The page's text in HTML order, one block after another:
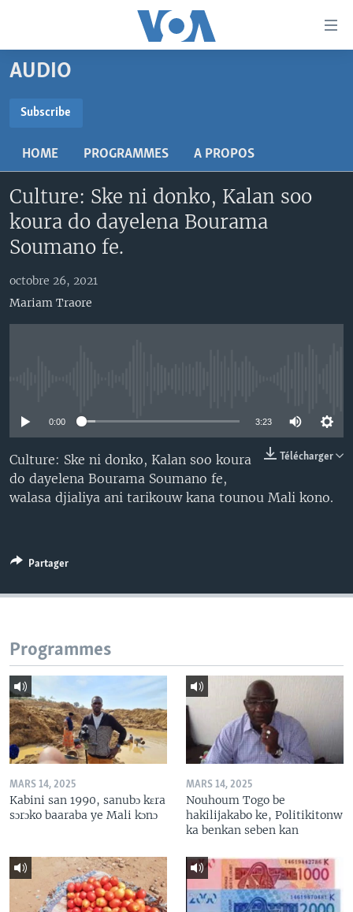
Menu
principal
navigation
principale
Retour
la
recherche
MALI KURA
RADIO
AN BA FO!
FARAFINA FOLI
Learning English
SUIVEZ-NOUS
Langues
AUDIO
Subscribe
HOME PROGRAMMES A PROPOS
Culture: Ske ni donko, Kalan soo
koura do dayelena Bourama
Soumano fe.
octobre 26, 2021
Mariam Traore
0:00 3:23
Télécharger
Culture: Ske ni donko, Kalan soo koura
do dayelena Bourama Soumano fe,
walasa djialiya ani tarikouw kana tounou Mali kono.
Partager
Programmes
MARS 14, 2025
Kabini san 1990, sanubɔ kɛra
sɔrɔko baaraba ye Mali kɔnɔ
MARS 14, 2025
Nouhoum Togo be
hakilijakabo ke, Politikitonw
ka benkan seben kan